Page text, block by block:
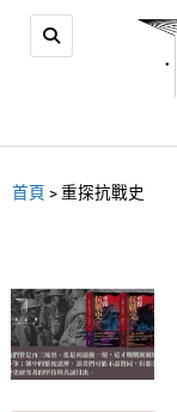
首頁 >重探抗戰史